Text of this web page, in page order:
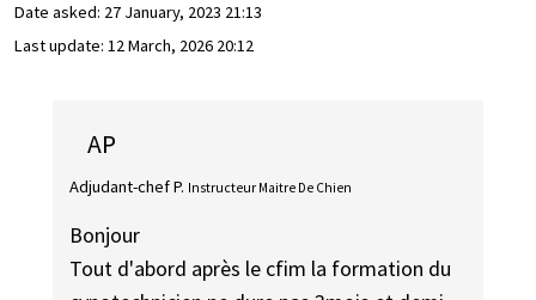
Date asked: 27 January, 2023 21:13
Last update: 12 March, 2026 20:12
AP
Adjudant-chef P. Instructeur Maitre De Chien
Bonjour
Tout d'abord après le cfim la formation du